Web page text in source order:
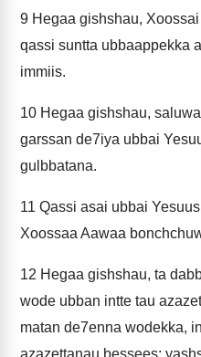
9 Hegaa gishshau,
qassi suntta ubbaappekka
immiis.
10 Hegaa gishshau,
garssan de7iya ubbai
gulbbatana.
11 Qassi asai ubbai
Xoossaa Aawaa
12 Hegaa gishshau, ta
wode ubban intte tau
matan de7enna wodekka,
azazettanau bessees;